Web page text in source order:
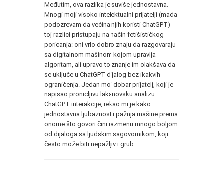
Međutim, ova razlika je suviše jednostavna.
Mnogi moji visoko intelektualni prijatelji (mada
podozrevam da većina njih koristi ChatGPT)
toj razlici pristupaju na način fetišističkog
poricanja: oni vrlo dobro znaju da razgovaraju
sa digitalnom mašinom kojom upravlja
algoritam, ali upravo to znanje im olakšava da
se uključe u ChatGPT dijalog bez ikakvih
ograničenja. Jedan moj dobar prijatelj, koji je
napisao pronicljivu lakanovsku analizu
ChatGPT interakcije, rekao mi je kako
jednostavna ljubaznost i pažnja mašine prema
onome što govori čini razmenu mnogo boljom
od dijaloga sa ljudskim sagovornikom, koji
često može biti nepažljiv i grub.